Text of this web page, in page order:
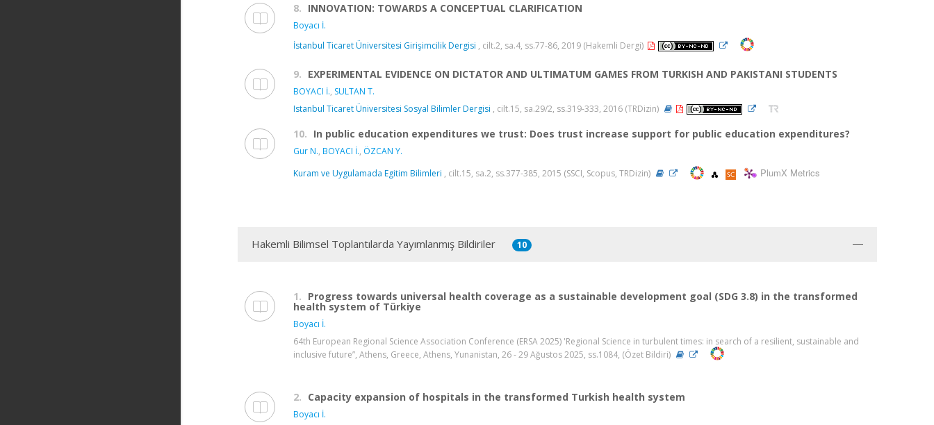
8. INNOVATION: TOWARDS A CONCEPTUAL CLARIFICATION
Boyacı İ.
İstanbul Ticaret Üniversitesi Girişimcilik Dergisi , cilt.2, sa.4, ss.77-86, 2019 (Hakemli Dergi)
9. EXPERIMENTAL EVIDENCE ON DICTATOR AND ULTIMATUM GAMES FROM TURKISH AND PAKISTANI STUDENTS
BOYACI İ., SULTAN T.
Istanbul Ticaret Üniversitesi Sosyal Bilimler Dergisi , cilt.15, sa.29/2, ss.319-333, 2016 (TRDizin)
10. In public education expenditures we trust: Does trust increase support for public education expenditures?
Gur N., BOYACI İ., ÖZCAN Y.
Kuram ve Uygulamada Egitim Bilimleri , cilt.15, sa.2, ss.377-385, 2015 (SSCI, Scopus, TRDizin) PlumX Metrics
Hakemli Bilimsel Toplantılarda Yayımlanmış Bildiriler 10
1. Progress towards universal health coverage as a sustainable development goal (SDG 3.8) in the transformed
health system of Türkiye
Boyacı İ.
64th European Regional Science Association Conference (ERSA 2025) 'Regional Science in turbulent times: in search of a resilient, sustainable and
inclusive future”, Athens, Greece, Athens, Yunanistan, 26 - 29 Ağustos 2025, ss.1084, (Özet Bildiri)
2. Capacity expansion of hospitals in the transformed Turkish health system
Boyacı İ.